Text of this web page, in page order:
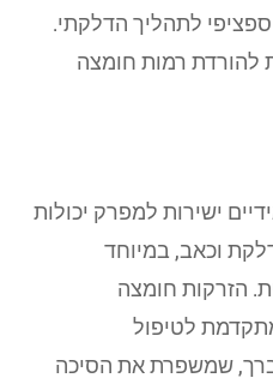
לתהליך הדלקתי.
להורדת רמות חומצה
ישירות למפרק יכולות
וכאב, במיוחד
הזרקות חומצה
לטיפול
שמשפרת את הסיכה